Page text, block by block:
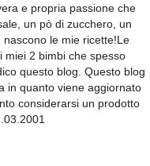
e propria passione che
un pò di zucchero, un
le mie ricette!Le
miei 2 bimbi che spesso
questo blog. Questo blog
in quanto viene aggiornato
considerarsi un prodotto